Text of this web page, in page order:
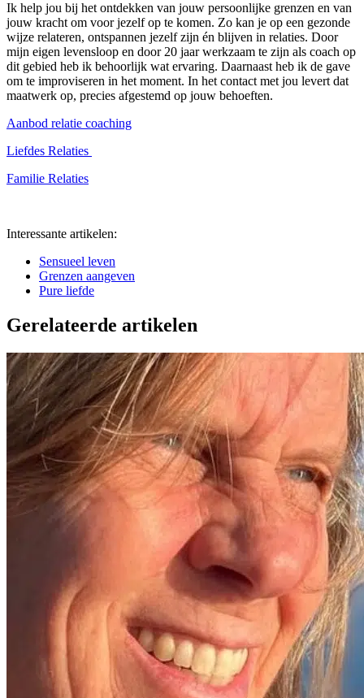
Ik help jou bij het ontdekken van jouw persoonlijke grenzen en van
jouw kracht om voor jezelf op te komen. Zo kan je op een gezonde
wijze relateren, ontspannen jezelf zijn én blijven in relaties. Door
mijn eigen levensloop en door 20 jaar werkzaam te zijn als coach op
dit gebied heb ik behoorlijk wat ervaring. Daarnaast heb ik de gave
om te improviseren in het moment. In het contact met jou levert dat
maatwerk op, precies afgestemd op jouw behoeften.
Aanbod relatie coaching
Liefdes Relaties
Familie Relaties
Interessante artikelen:
Sensueel leven
Grenzen aangeven
Pure liefde
Gerelateerde artikelen